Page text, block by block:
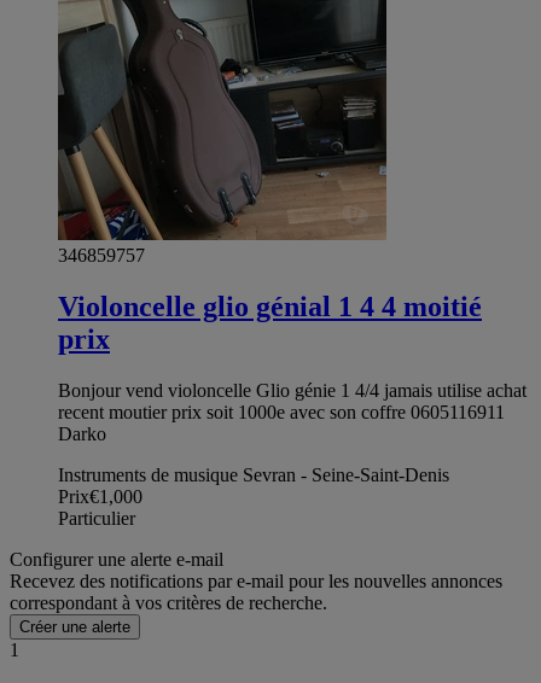
346859757
Violoncelle glio génial 1 4 4 moitié
prix
Bonjour vend violoncelle Glio génie 1 4/4 jamais utilise achat
recent moutier prix soit 1000e avec son coffre 0605116911
Darko
Instruments de musique Sevran - Seine-Saint-Denis
Prix€1,000
Particulier
Configurer une alerte e-mail
Recevez des notifications par e-mail pour les nouvelles annonces
correspondant à vos critères de recherche.
Créer une alerte
1